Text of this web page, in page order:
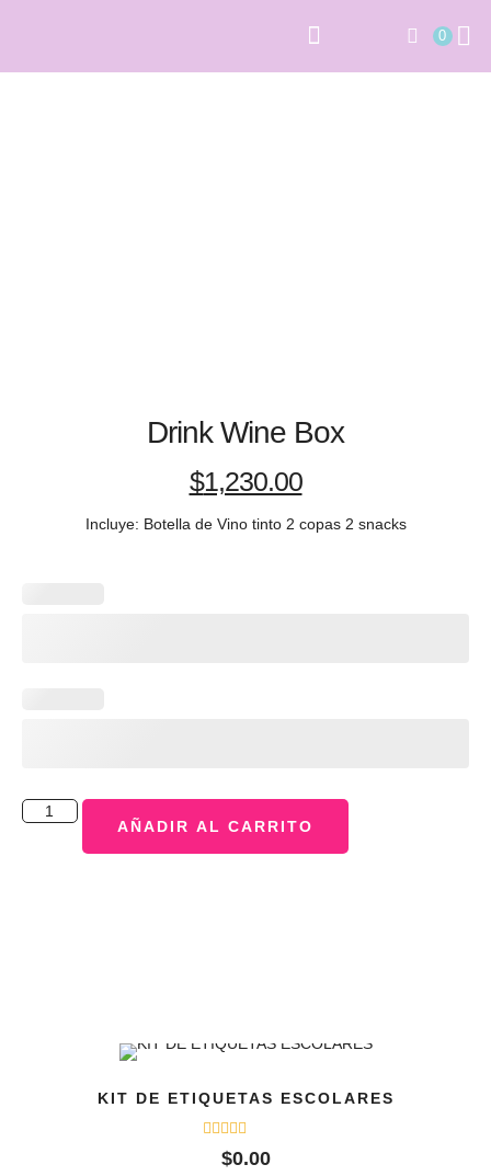
0
Drink Wine Box
$1,230.00
Incluye: Botella de Vino tinto 2 copas 2 snacks
AÑADIR AL CARRITO
KIT DE ETIQUETAS ESCOLARES
Valorado
con$0.00